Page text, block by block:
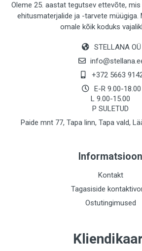
Oleme 25. aastat tegutsev ettevõte,
ehitusmaterjalide ja -tarvete müügiga.
omale kõik koduks
STELLANA OÜ
+372 5663
E-R 9.00-18.00
L 9.00-15.00
P SULETUD
Paide mnt 77, Tapa linn, Tapa vald,
Informatsioon
Kontakt
Tagasiside
Ostutingimused